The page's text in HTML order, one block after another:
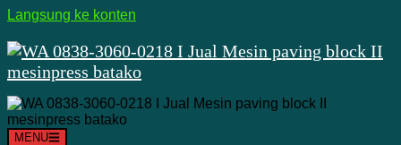
Langsung ke konten
MENU